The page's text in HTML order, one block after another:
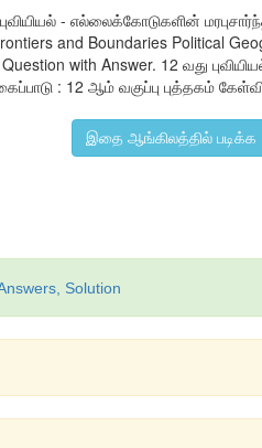
- எல்லைக்கோடுகளின்
and Boundaries Political
with Answer. 12 வது
: 12 ஆம் வகுப்பு புத்தகம்
இதை ஆங்கிலத்தில் படிக்க
Solution